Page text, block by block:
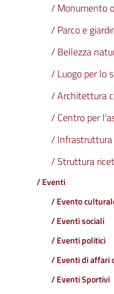
/ Monumento
/ Parco e
/ Bellezza
/ Luogo per lo
/ Architettura
/ Centro per
/
/ Struttura
/ Eventi
/ Evento
/ Eventi sociali
/ Eventi politici
/ Eventi di affari
/ Eventi Sportivi